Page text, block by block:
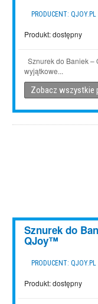
PRODUCENT: QJOY.PL
Produkt:dostępny
Sznurek do Baniek –
wyjątkowe...
Zobacz wszystkie
Sznurek do
QJoy™
PRODUCENT: QJOY.PL
Produkt:dostępny